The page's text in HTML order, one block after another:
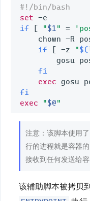
#!/bin/bash
set
if [ "$1" =
chown -R
if [ -z "$(
gosu
fi
exec gosu
fi
exec "$@"
注意：该脚本使用
行的进程就是容器
接收到任何发送给容
该辅助脚本被拷贝